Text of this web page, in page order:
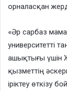
орналасқан
«Әр сарбаз
университетті
ашықтығы үшін
қызметтің
іріктеу өткізу